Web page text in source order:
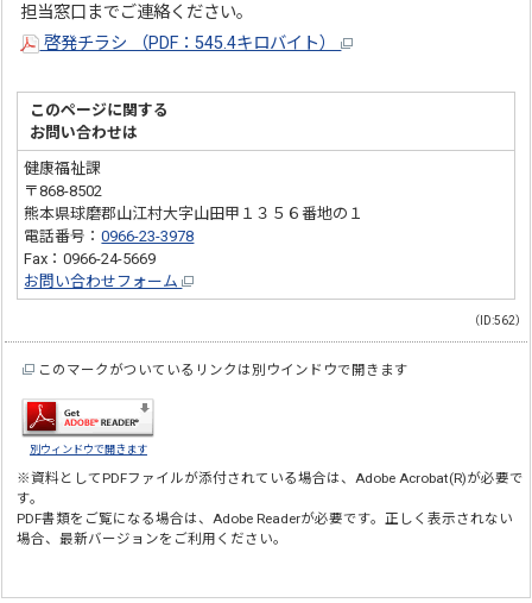
担当窓口までご連絡ください。
啓発チラシ （PDF：545.4キロバイト）
このページに関する
お問い合わせは
健康福祉課
〒868-8502
熊本県球磨郡山江村大字山田甲１３５６番地の１
電話番号：0966-23-3978
Fax：0966-24-5669
お問い合わせフォーム
（ID:562）
このマークがついているリンクは別ウインドウで開きます
別ウィンドウで開きます
※資料としてPDFファイルが添付されている場合は、 Adobe Acrobat(R)が必要で
す。
PDF書類をご覧になる場合は、 Adobe Readerが必要です。正しく表示されない
場合、最新バージョンをご利用ください。